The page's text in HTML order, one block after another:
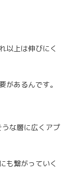
以上は伸びにく
があるんです。
な層に広くアプ
も繋がっていく